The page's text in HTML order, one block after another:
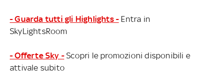
- Guarda tutti gli Highlights - Entra in
SkyLightsRoom
- Offerte Sky - Scopri le promozioni disponibili e
attivale subito